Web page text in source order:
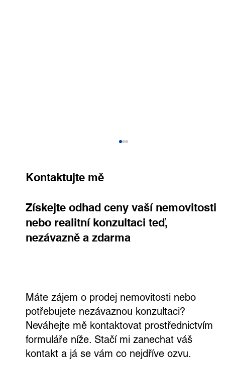
Kontaktujte mě
Získejte odhad ceny vaší nemovitosti
nebo realitní konzultaci teď,
nezávazně a zdarma
Máte zájem o prodej nemovitosti nebo
potřebujete nezávaznou konzultaci?
Neváhejte mě kontaktovat prostřednictvím
formuláře níže. Stačí mi zanechat váš
kontakt a já se vám co nejdříve ozvu.